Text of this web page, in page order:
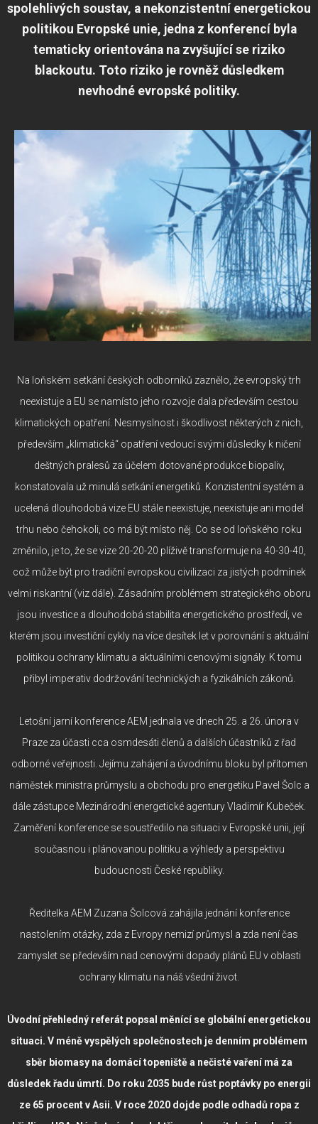
spolehlivých soustav, a nekonzistentní energetickou
politikou Evropské unie, jedna z konferencí byla
tematicky orientována na zvyšující se riziko
blackoutu. Toto riziko je rovněž důsledkem
nevhodné evropské politiky.
Na loňském setkání českých odborníků zaznělo, že evropský trh
neexistuje a EU se namísto jeho rozvoje dala především cestou
klimatických opatření. Nesmyslnost i škodlivost některých z nich,
především „klimatická“ opatření vedoucí svými důsledky k ničení
deštných pralesů za účelem dotované produkce biopaliv,
konstatovala už minulá setkání energetiků. Konzistentní systém a
ucelená dlouhodobá vize EU stále neexistuje, neexistuje ani model
trhu nebo čehokoli, co má být místo něj. Co se od loňského roku
změnilo, je to, že se vize 20-20-20 plíživě transformuje na 40-30-40,
což může být pro tradiční evropskou civilizaci za jistých podmínek
velmi riskantní (viz dále). Zásadním problémem strategického oboru
jsou investice a dlouhodobá stabilita energetického prostředí, ve
kterém jsou investiční cykly na více desítek let v porovnání s aktuální
politikou ochrany klimatu a aktuálními cenovými signály. K tomu
přibyl imperativ dodržování technických a fyzikálních zákonů.
Letošní jarní konference AEM jednala ve dnech 25. a 26. února v
Praze za účasti cca osmdesáti členů a dalších účastníků z řad
odborné veřejnosti. Jejímu zahájení a úvodnímu bloku byl přítomen
náměstek ministra průmyslu a obchodu pro energetiku Pavel Šolc a
dále zástupce Mezinárodní energetické agentury Vladimír Kubeček.
Zaměření konference se soustředilo na situaci v Evropské unii, její
současnou i plánovanou politiku a výhledy a perspektivu
budoucnosti České republiky.
Ředitelka AEM Zuzana Šolcová zahájila jednání konference
nastolením otázky, zda z Evropy nemizí průmysl a zda není čas
zamyslet se především nad cenovými dopady plánů EU v oblasti
ochrany klimatu na náš všední život.
Úvodní přehledný referát popsal měnící se globální energetickou
situaci. V méně vyspělých společnostech je denním problémem
sběr biomasy na domácí topeniště a nečisté vaření má za
důsledek řadu úmrtí. Do roku 2035 bude růst poptávky po energii
ze 65 procent v Asii. V roce 2020 dojde podle odhadů ropa z